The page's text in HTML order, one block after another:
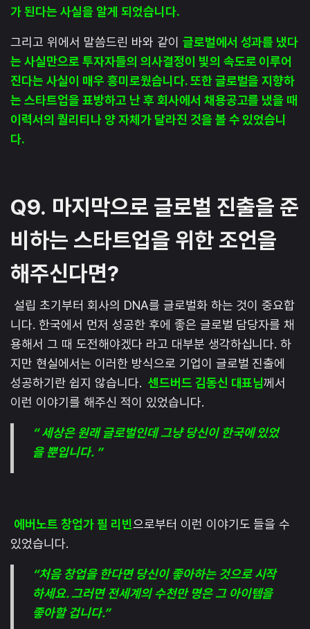
가 된다는 사실을 알게 되었습니다.
그리고 위에서 말씀드린 바와 같이 글로벌에서 성과를 냈다
는 사실만으로 투자자들의 의사결정이 빛의 속도로 이루어
진다는 사실이 매우 흥미로웠습니다. 또한 글로벌을 지향하
는 스타트업을 표방하고 난 후 회사에서 채용공고를 냈을 때
이력서의 퀄리티나 양 자체가 달라진 것을 볼 수 있었습니
다.
Q9. 마지막으로 글로벌 진출을 준
비하는 스타트업을 위한 조언을
해주신다면?
설립 초기부터 회사의 DNA를 글로벌화 하는 것이 중요합
니다. 한국에서 먼저 성공한 후에 좋은 글로벌 담당자를 채
용해서 그 때 도전해야겠다 라고 대부분 생각하십니다. 하
지만 현실에서는 이러한 방식으로 기업이 글로벌 진출에
성공하기란 쉽지 않습니다. 센드버드 김동신 대표님께서
이런 이야기를 해주신 적이 있었습니다.
“ 세상은 원래 글로벌인데 그냥 당신이 한국에 있었
을 뿐입니다. ”
에버노트 창업가 필 리빈으로부터 이런 이야기도 들을 수
있었습니다.
“처음 창업을 한다면 당신이 좋아하는 것으로 시작
하세요. 그러면 전세계의 수천만 명은 그 아이템을
좋아할 겁니다.”